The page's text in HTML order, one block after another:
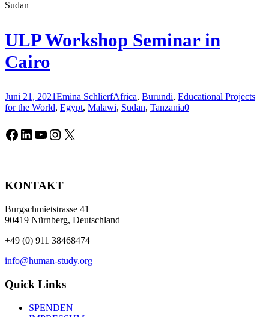
Sudan
ULP Workshop Seminar in
Cairo
Juni 21, 2021Emina SchlierfAfrica, Burundi, Educational Projects
for the World, Egypt, Malawi, Sudan, Tanzania0
Facebook
LinkedIn
YouTube
Instagram
X
KONTAKT
Burgschmietstrasse 41
90419 Nürnberg, Deutschland
+49 (0) 911 38468474
info@human-study.org
Quick Links
SPENDEN